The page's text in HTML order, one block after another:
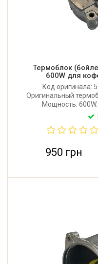
Термоблок
600W для
Код оригинала:
Оригинальный
Мощность:
950 грн